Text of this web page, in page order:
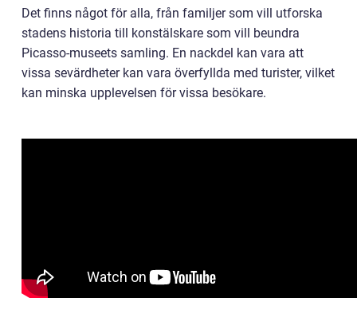
Det finns något för alla, från familjer som vill utforska
stadens historia till konstälskare som vill beundra
Picasso-museets samling. En nackdel kan vara att
vissa sevärdheter kan vara överfyllda med turister, vilket
kan minska upplevelsen för vissa besökare.